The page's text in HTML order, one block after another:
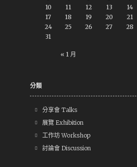
« 1 月
10
11 12 13 14
17
18 19 20 21
24
25 26 27 28
31
分類
分享會 Talks
展覽 Exhibition
工作坊 Workshop
討論會 Discussion